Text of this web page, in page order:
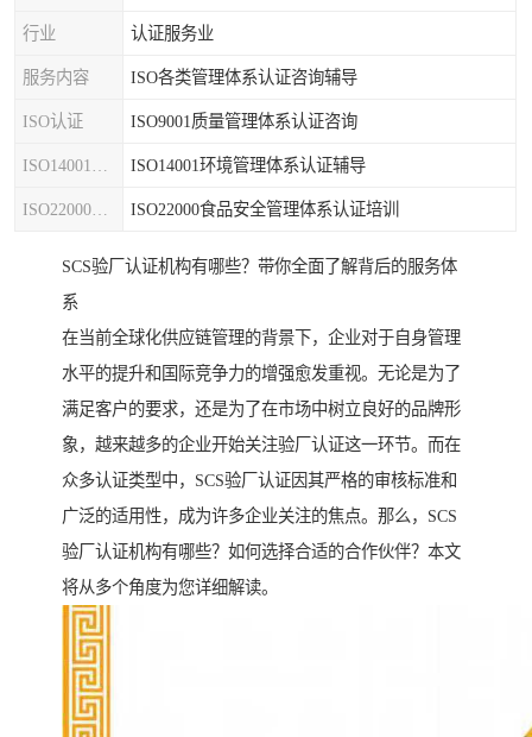
行业 认证服务业
服务内容 ISO各类管理体系认证咨询辅导
ISO认证 ISO9001质量管理体系认证咨询
ISO14001环境管理体系认证辅导
ISO22000食品安全管理体系认证培训
SCS验厂认证机构有哪些？带你全面了解背后的服务体
系
在当前全球化供应链管理的背景下，企业对于自身管理
水平的提升和国际竞争力的增强愈发重视。无论是为了
满足客户的要求，还是为了在市场中树立良好的品牌形
象，越来越多的企业开始关注验厂认证这一环节。而在
众多认证类型中，SCS验厂认证因其严格的审核标准和
广泛的适用性，成为许多企业关注的焦点。那么，SCS
验厂认证机构有哪些？如何选择合适的合作伙伴？本文
将从多个角度为您详细解读。